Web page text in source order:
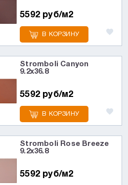
5592 руб/м2
В КОРЗИНУ
Stromboli Canyon
9.2x36.8
5592 руб/м2
В КОРЗИНУ
Stromboli Rose Breeze
9.2x36.8
5592 руб/м2